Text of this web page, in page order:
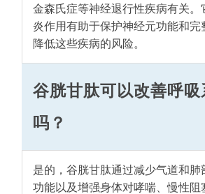
金森氏症等神经退行性疾病有关
炎作用有助于保护神经元功能和
降低这些疾病的风险。
谷胱甘肽可以改善呼
吗？
是的，谷胱甘肽通过减少气道和肺
功能以及增强身体对哮喘、慢性阻